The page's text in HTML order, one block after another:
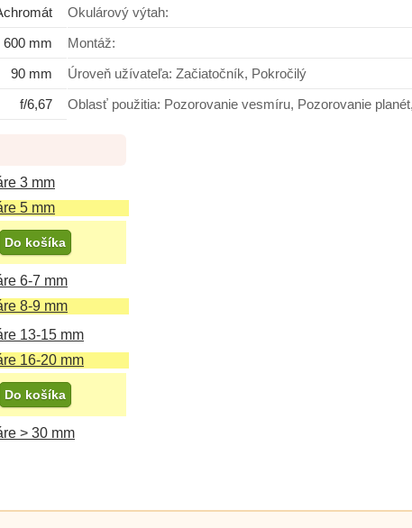
600 mm
90 mm
f/6,67
Okulárový výtah:
Montáž:
Úroveň užívateľa: Začiatočník, Pokročilý
Oblasť použitia: Pozorovanie vesmíru, Pozorovanie
3 mm
5 mm
Do košíka
6-7 mm
8-9 mm
13-15 mm
16-20 mm
Do košíka
> 30 mm